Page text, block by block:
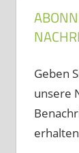
Geben
unsere